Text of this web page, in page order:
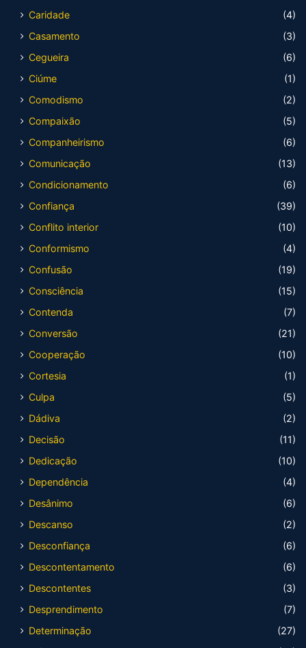
Caridade
(4)
Casamento
(3)
Cegueira
(6)
Ciúme
(1)
Comodismo
(2)
Compaixão
(5)
Companheirismo
(6)
Comunicação
(13)
Condicionamento
(6)
Confiança
(39)
Conflito interior
(10)
Conformismo
(4)
Confusão
(19)
Consciência
(15)
Contenda
(7)
Conversão
(21)
Cooperação
(10)
Cortesia
(1)
Culpa
(5)
Dádiva
(2)
Decisão
(11)
Dedicação
(10)
Dependência
(4)
Desânimo
(6)
Descanso
(2)
Desconfiança
(6)
Descontentamento
(6)
Descontentes
(3)
Desprendimento
(7)
Determinação
(27)